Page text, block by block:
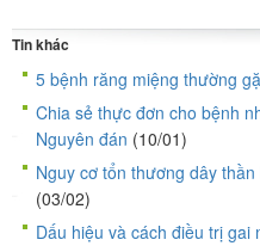
Tin khác
5 bệnh răng miệng thường
Chia sẻ thực đơn cho bệnh
Nguyên đán (10/01)
Nguy cơ tổn thương dây
(03/02)
Dấu hiệu và cách điều trị gai